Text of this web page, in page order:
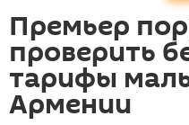
Премьер
проверить
тарифы
Армении